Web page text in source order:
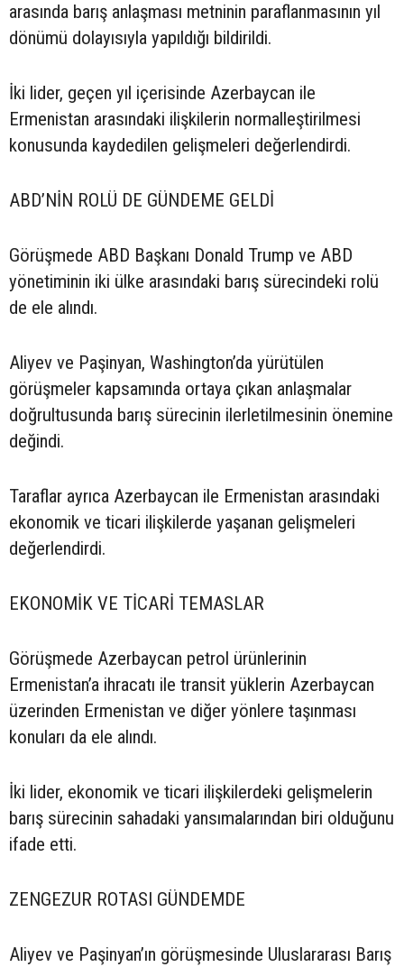
arasında barış anlaşması metninin paraflanmasının yıl
dönümü dolayısıyla yapıldığı bildirildi.
İki lider, geçen yıl içerisinde Azerbaycan ile
Ermenistan arasındaki ilişkilerin normalleştirilmesi
konusunda kaydedilen gelişmeleri değerlendirdi.
ABD’NİN ROLÜ DE GÜNDEME GELDİ
Görüşmede ABD Başkanı Donald Trump ve ABD
yönetiminin iki ülke arasındaki barış sürecindeki rolü
de ele alındı.
Aliyev ve Paşinyan, Washington’da yürütülen
görüşmeler kapsamında ortaya çıkan anlaşmalar
doğrultusunda barış sürecinin ilerletilmesinin önemine
değindi.
Taraflar ayrıca Azerbaycan ile Ermenistan arasındaki
ekonomik ve ticari ilişkilerde yaşanan gelişmeleri
değerlendirdi.
EKONOMİK VE TİCARİ TEMASLAR
Görüşmede Azerbaycan petrol ürünlerinin
Ermenistan’a ihracatı ile transit yüklerin Azerbaycan
üzerinden Ermenistan ve diğer yönlere taşınması
konuları da ele alındı.
İki lider, ekonomik ve ticari ilişkilerdeki gelişmelerin
barış sürecinin sahadaki yansımalarından biri olduğunu
ifade etti.
ZENGEZUR ROTASI GÜNDEMDE
Aliyev ve Paşinyan’ın görüşmesinde Uluslararası Barış